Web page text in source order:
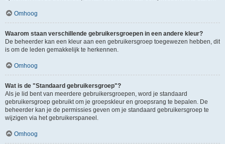
Omhoog
Waarom staan verschillende gebruikersgroepen in een andere kleur?
De beheerder kan een kleur aan een gebruikersgroep toegewezen hebben, dit
is om de leden gemakkelijk te herkennen.
Omhoog
Wat is de "Standaard gebruikersgroep"?
Als je lid bent van meerdere gebruikersgroepen, word je standaard
gebruikersgroep gebruikt om je groepskleur en groepsrang te bepalen. De
beheerder kan je de permissies geven om je standaard gebruikersgroep te
wijzigen via het gebruikerspaneel.
Omhoog